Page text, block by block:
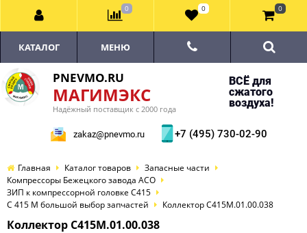
PNEVMO.RU
МАГИМЭКС
Надёжный поставщик с 2000 года
ВСЁ для
сжатого
воздуха!
zakaz@pnevmo.ru +7 (495) 730-02-90
КАТАЛОГ МЕНЮ
Главная Каталог товаров
Запасные части
Компрессоры Бежецкого завода АСО
ЗИП к компрессорной головке С415
С 415 М большой выбор запчастей
Коллектор С415М.01.00.038
Коллектор С415М.01.00.038
0 0 0